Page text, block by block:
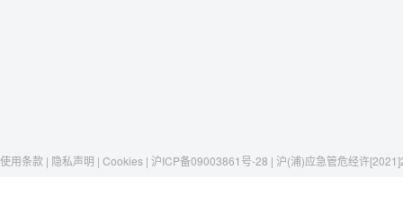
使用条款 | 隐私声明 | Cookies | 沪ICP备09003861号-28 | 沪(浦)应急管危经许